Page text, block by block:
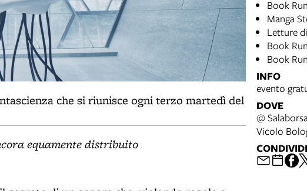
che si riunisce ogni terzo martedì del
equamente distribuito
Book
Manga
Letture
Book
Book
INFO
evento
DOVE
@
Vicolo
CONDIVIDI